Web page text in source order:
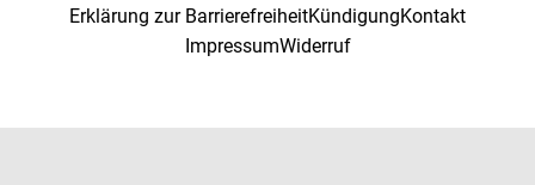
Erklärung zur BarrierefreiheitKündigungKontakt
ImpressumWiderruf